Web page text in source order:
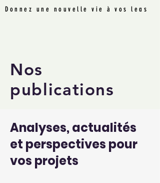
Donnez une nouvelle vie à vos legs
Nos
publications
Analyses, actualités
et perspectives pour
vos projets